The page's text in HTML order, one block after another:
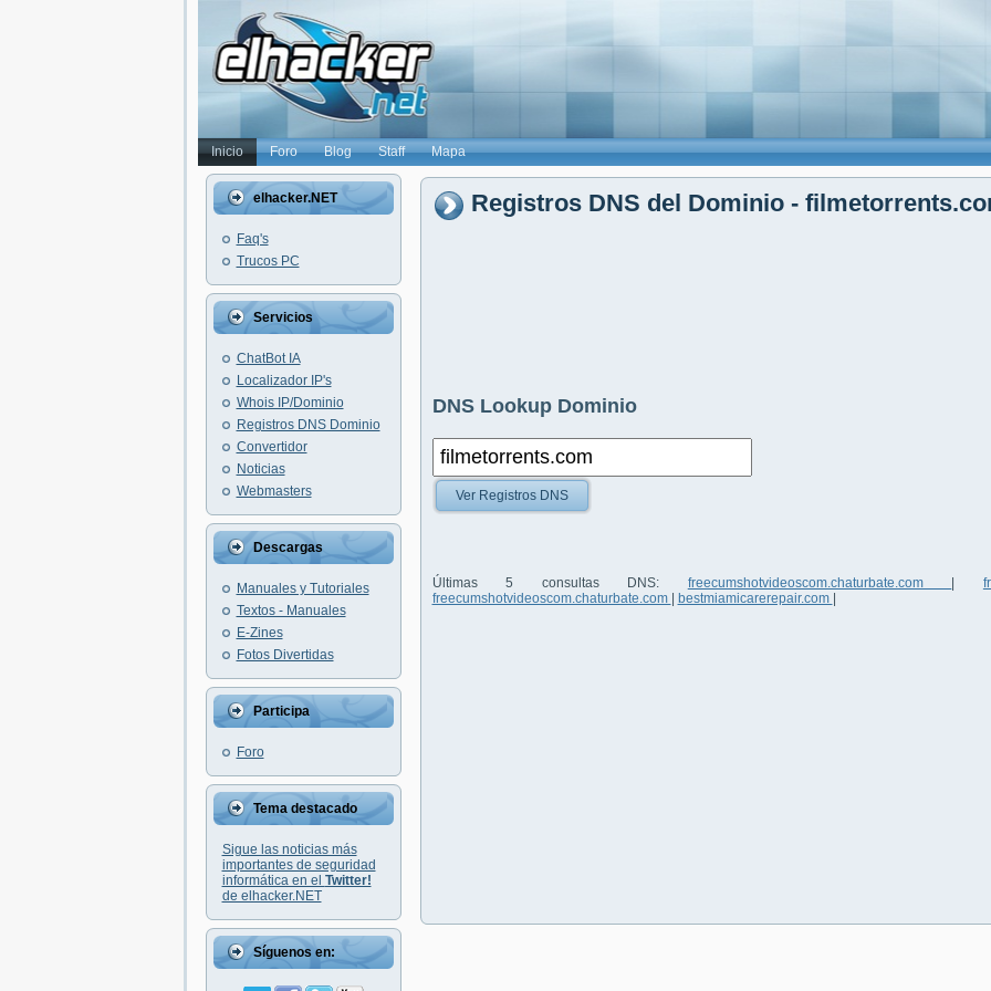
Inicio Foro Blog Staff Mapa
elhacker.NET
Faq's
Trucos PC
Servicios
ChatBot IA
Localizador IP's
Whois IP/Dominio
Registros DNS Dominio
Convertidor
Noticias
Webmasters
Descargas
Manuales y Tutoriales
Textos - Manuales
E-Zines
Fotos Divertidas
Participa
Foro
Tema destacado
Sigue las noticias más
importantes de seguridad
informática en el Twitter!
de elhacker.NET
Síguenos en:
Registros DNS del Dominio -
DNS Lookup Dominio
Ver Registros DNS
Últimas 5 consultas DNS: freecumshotvideoscom.chaturbate.com
freecumshotvideoscom.chaturbate.com
bestmiamicarerepair.com